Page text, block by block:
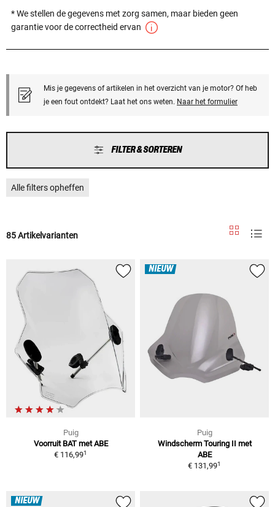
* We stellen de gegevens met zorg samen, maar bieden geen
garantie voor de correctheid ervan
Mis je gegevens of artikelen in het overzicht van je motor? Of heb
je een fout ontdekt? Laat het ons weten. Naar het formulier
FILTER & SORTEREN
Alle filters opheffen
85 Artikelvarianten
Puig
Voorruit BAT met ABE
€ 116,991
NIEUW
Puig
Windscherm Touring II met
ABE
€ 131,991
NIEUW